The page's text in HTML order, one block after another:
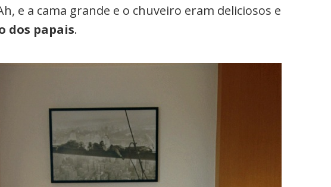
e a cama grande e o chuveiro eram deliciosos e
dos papais.